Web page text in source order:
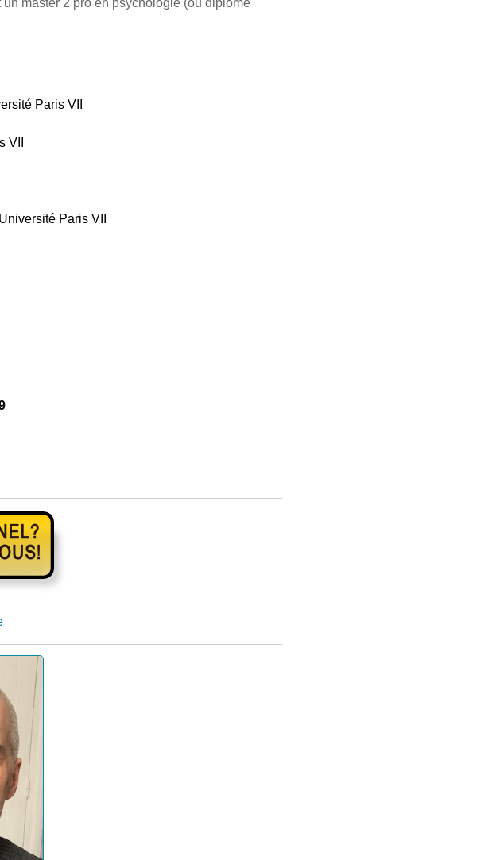
Paris VII
Paris VII